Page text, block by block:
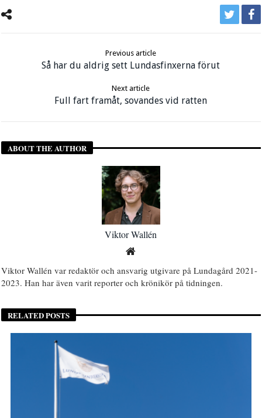
Previous article
Så har du aldrig sett Lundasfinxerna förut
Next article
Full fart framåt, sovandes vid ratten
ABOUT THE AUTHOR
Viktor Wallén
Viktor Wallén var redaktör och ansvarig utgivare på Lundagård 2021-
2023. Han har även varit reporter och krönikör på tidningen.
RELATED POSTS